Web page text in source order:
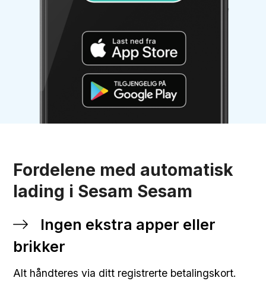
Fordelene med automatisk
lading i Sesam Sesam
Ingen ekstra apper eller
brikker
Alt håndteres via ditt registrerte betalingskort.